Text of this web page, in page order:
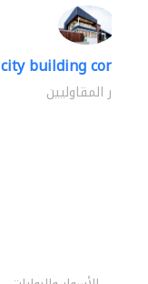
city building
كبار المقاوليين